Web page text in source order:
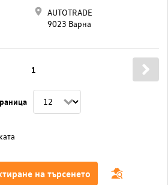
AUTOTRADE
9023 Варна
1
на търсенето